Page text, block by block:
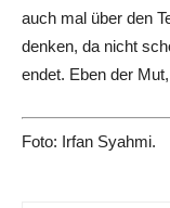
auch mal über den
denken, da nicht
endet. Eben der
Foto: Irfan Syahmi.